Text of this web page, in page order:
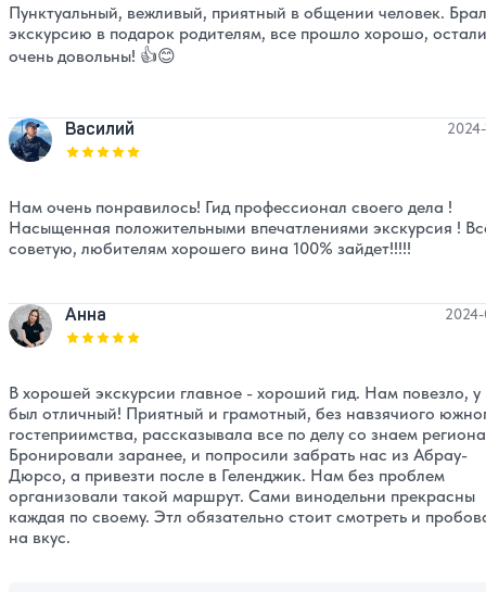
Пунктуальный, вежливый, приятный в общении человек.
экскурсию в подарок родителям, все прошло хорошо,
очень довольны! 👍😊
Василий
Оценка, количество звезд:
Нам очень понравилось! Гид профессионал своего дела !
Насыщенная положительными впечатлениями экскурсия !
советую, любителям хорошего вина 100% зайдет!!!!!
Aнна
Оценка, количество звезд:
В хорошей экскурсии главное - хороший гид. Нам повезло, у
был отличный! Приятный и грамотный, без навзячиого
гостеприимства, рассказывала все по делу со знаем
Бронировали заранее, и попросили забрать нас из Абрау-
Дюрсо, а привезти после в Геленджик. Нам без проблем
организовали такой маршрут. Сами винодельни прекрасны
каждая по своему. Этл обязательно стоит смотреть и
на вкус.